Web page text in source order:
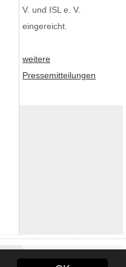
V. und ISL e. V.
eingereicht.
weitere
Pressemitteilungen